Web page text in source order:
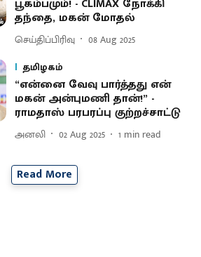
பூகம்பமும்! - CLIMAX நோக்கி
தந்தை, மகன் மோதல்
செய்திப்பிரிவு
08 Aug 2025
தமிழகம்
“என்னை வேவு பார்த்தது என்
மகன் அன்புமணி தான்!” -
ராமதாஸ் பரபரப்பு குற்றச்சாட்டு
அனலி 02 Aug 2025 1 min read
Read More